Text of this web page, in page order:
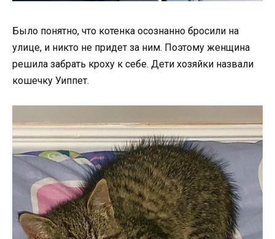
Было понятно, что котенка осознанно бросили на
улице, и никто не придет за ним. Поэтому женщина
решила забрать кроху к себе. Дети хозяйки назвали
кошечку Уиппет.